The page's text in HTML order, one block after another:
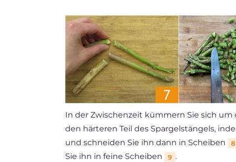
In der Zwischenzeit kümmern Sie sich um
den härteren Teil des Spargelstängels,
und schneiden Sie ihn dann in Scheiben
8
Sie ihn in feine Scheiben
9 .